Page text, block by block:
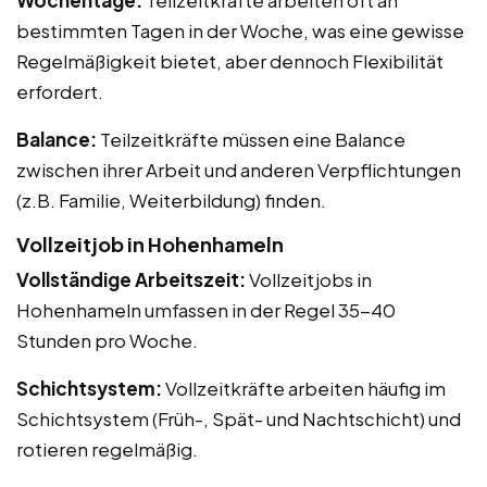
bestimmten Tagen in der Woche, was eine gewisse
Regelmäßigkeit bietet, aber dennoch Flexibilität
erfordert.
Balance: Teilzeitkräfte müssen eine Balance
zwischen ihrer Arbeit und anderen Verpflichtungen
(z.B. Familie, Weiterbildung) finden.
Vollzeitjob in Hohenhameln
Vollständige Arbeitszeit:Vollzeitjobs in
Hohenhameln umfassen in der Regel 35-40
Stunden pro Woche.
Schichtsystem:Vollzeitkräfte arbeiten häufig im
Schichtsystem (Früh-, Spät- und Nachtschicht) und
rotieren regelmäßig.